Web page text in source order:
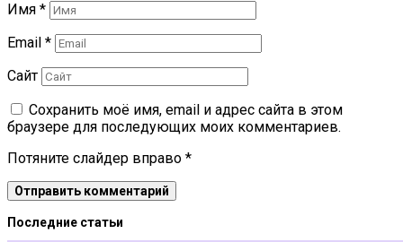
Имя *
Email *
Сайт
Сохранить моё имя, email и адрес сайта в этом
браузере для последующих моих комментариев.
Потяните слайдер вправо *
Последние статьи